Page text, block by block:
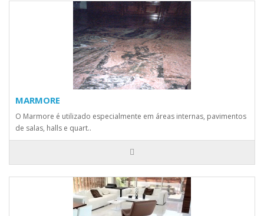
MARMORE
O Marmore é utilizado especialmente em áreas internas, pavimentos
de salas, halls e quart..